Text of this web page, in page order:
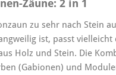
Zäune: 2 in 1
zu sehr nach Stein
ist, passt vielleicht
Holz und Stein. Die
(Gabionen) und